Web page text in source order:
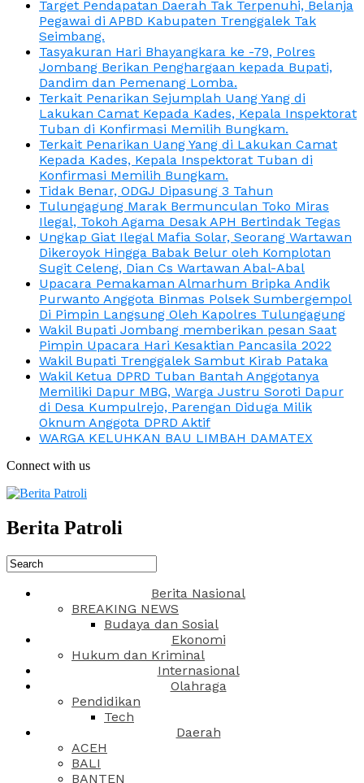
Target Pendapatan Daerah Tak Terpenuhi, Belanja
Pegawai di APBD Kabupaten Trenggalek Tak
Seimbang.
Tasyakuran Hari Bhayangkara ke -79, Polres
Jombang Berikan Penghargaan kepada Bupati,
Dandim dan Pemenang Lomba.
Terkait Penarikan Sejumplah Uang Yang di
Lakukan Camat Kepada Kades, Kepala Inspektorat
Tuban di Konfirmasi Memilih Bungkam.
Terkait Penarikan Uang Yang di Lakukan Camat
Kepada Kades, Kepala Inspektorat Tuban di
Konfirmasi Memilih Bungkam.
Tidak Benar, ODGJ Dipasung 3 Tahun
Tulungagung Marak Bermunculan Toko Miras
Ilegal, Tokoh Agama Desak APH Bertindak Tegas
Ungkap Giat Ilegal Mafia Solar, Seorang Wartawan
Dikeroyok Hingga Babak Belur oleh Komplotan
Sugit Celeng, Dian Cs Wartawan Abal-Abal
Upacara Pemakaman Almarhum Bripka Andik
Purwanto Anggota Binmas Polsek Sumbergempol
Di Pimpin Langsung Oleh Kapolres Tulungagung
Wakil Bupati Jombang memberikan pesan Saat
Pimpin Upacara Hari Kesaktian Pancasila 2022
Wakil Bupati Trenggalek Sambut Kirab Pataka
Wakil Ketua DPRD Tuban Bantah Anggotanya
Memiliki Dapur MBG, Warga Justru Soroti Dapur
di Desa Kumpulrejo, Parengan Diduga Milik
Oknum Anggota DPRD Aktif
WARGA KELUHKAN BAU LIMBAH DAMATEX
Connect with us
Berita Patroli
Berita Nasional
BREAKING NEWS
Budaya dan Sosial
Ekonomi
Hukum dan Kriminal
Internasional
Olahraga
Pendidikan
Tech
Daerah
ACEH
BALI
BANTEN